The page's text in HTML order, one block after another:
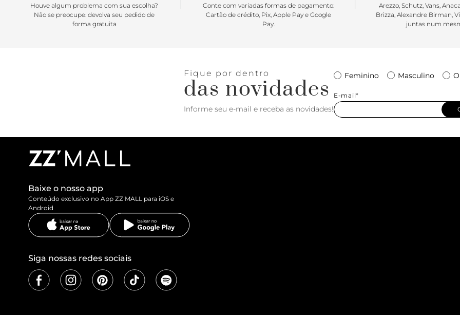
Houve algum problema com sua escolha?
Não se preocupe: devolva seu pedido de
forma gratuita
Conte com variadas formas de pagamento:
Cartão de crédito, Pix, Apple Pay e Google
Pay.
Arezzo, Schutz, Vans,
Brizza, Alexandre Birman,
juntas num
Fique por dentro
das novidades
Informe seu e-mail e receba as novidades!
Feminino Masculino
E-mail*
Baixe o nosso app
Conteúdo exclusivo no App ZZ MALL para iOS e
Android
Siga nossas redes sociais